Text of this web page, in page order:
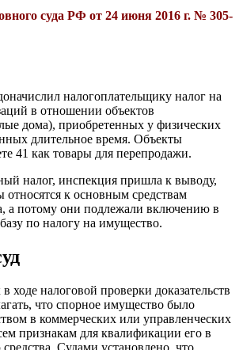
суда РФ от 24 июня 2016 г. № 305-
налогоплательщику налог на
в отношении объектов
дома), приобретенных у физических
длительное время. Объекты
41 как товары для перепродажи.
налог, инспекция пришла к выводу,
относятся к основным средствам
а потому они подлежали включению в
по налогу на имущество.
ходе налоговой проверки доказательств
что спорное имущество было
в коммерческих или управленческих
признакам для квалификации его в